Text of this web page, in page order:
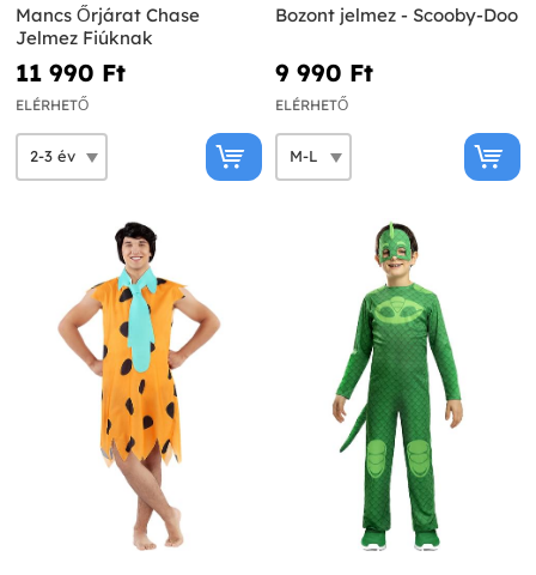
Mancs Őrjárat Chase
Jelmez Fiúknak
11 990 Ft‎
ELÉRHETŐ
Bozont jelmez - Scooby-Doo
9 990 Ft‎
ELÉRHETŐ